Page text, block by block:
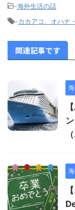
-海外生活の話
-カカアコ、オハナ
関連記事です